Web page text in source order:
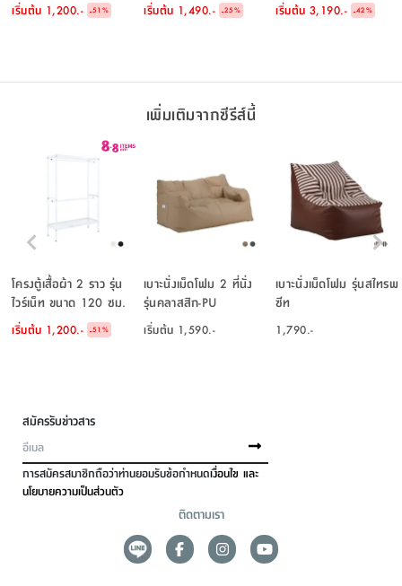
เริ่มต้น 1,200.- -51 % เริ่มต้น 1,490.- -25% เริ่มต้น 3,190.- -42%
เพิ่มเติมจากซีรีส์นี้
โครงตู้เสื้อผ้า 2 ราว รุ่น
ไวร์เน็ท ขนาด 120 ซม.
เริ่มต้น 1,200.- -51 %
เบาะนั่งเม็ดโฟม 2 ที่นั่ง
รุ่นคลาสสิก-PU
เริ่มต้น 1,590.-
เบาะนั่งเม็ดโฟม รุ่นสไทรพ
ซีท
1,790.-
สมัครรับข่าวสาร
การสมัครสมาชิกถือว่าท่านยอมรับข้อกำหนดเงื่อนไข และ
นโยบายความเป็นส่วนตัว
ติดตามเรา